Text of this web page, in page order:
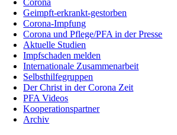
Corona
Geimpft-erkrankt-gestorben
Corona-Impfung
Corona und Pflege/PFA in der Presse
Aktuelle Studien
Impfschaden melden
Internationale Zusammenarbeit
Selbsthilfegruppen
Der Christ in der Corona Zeit
PFA Videos
Kooperationspartner
Archiv